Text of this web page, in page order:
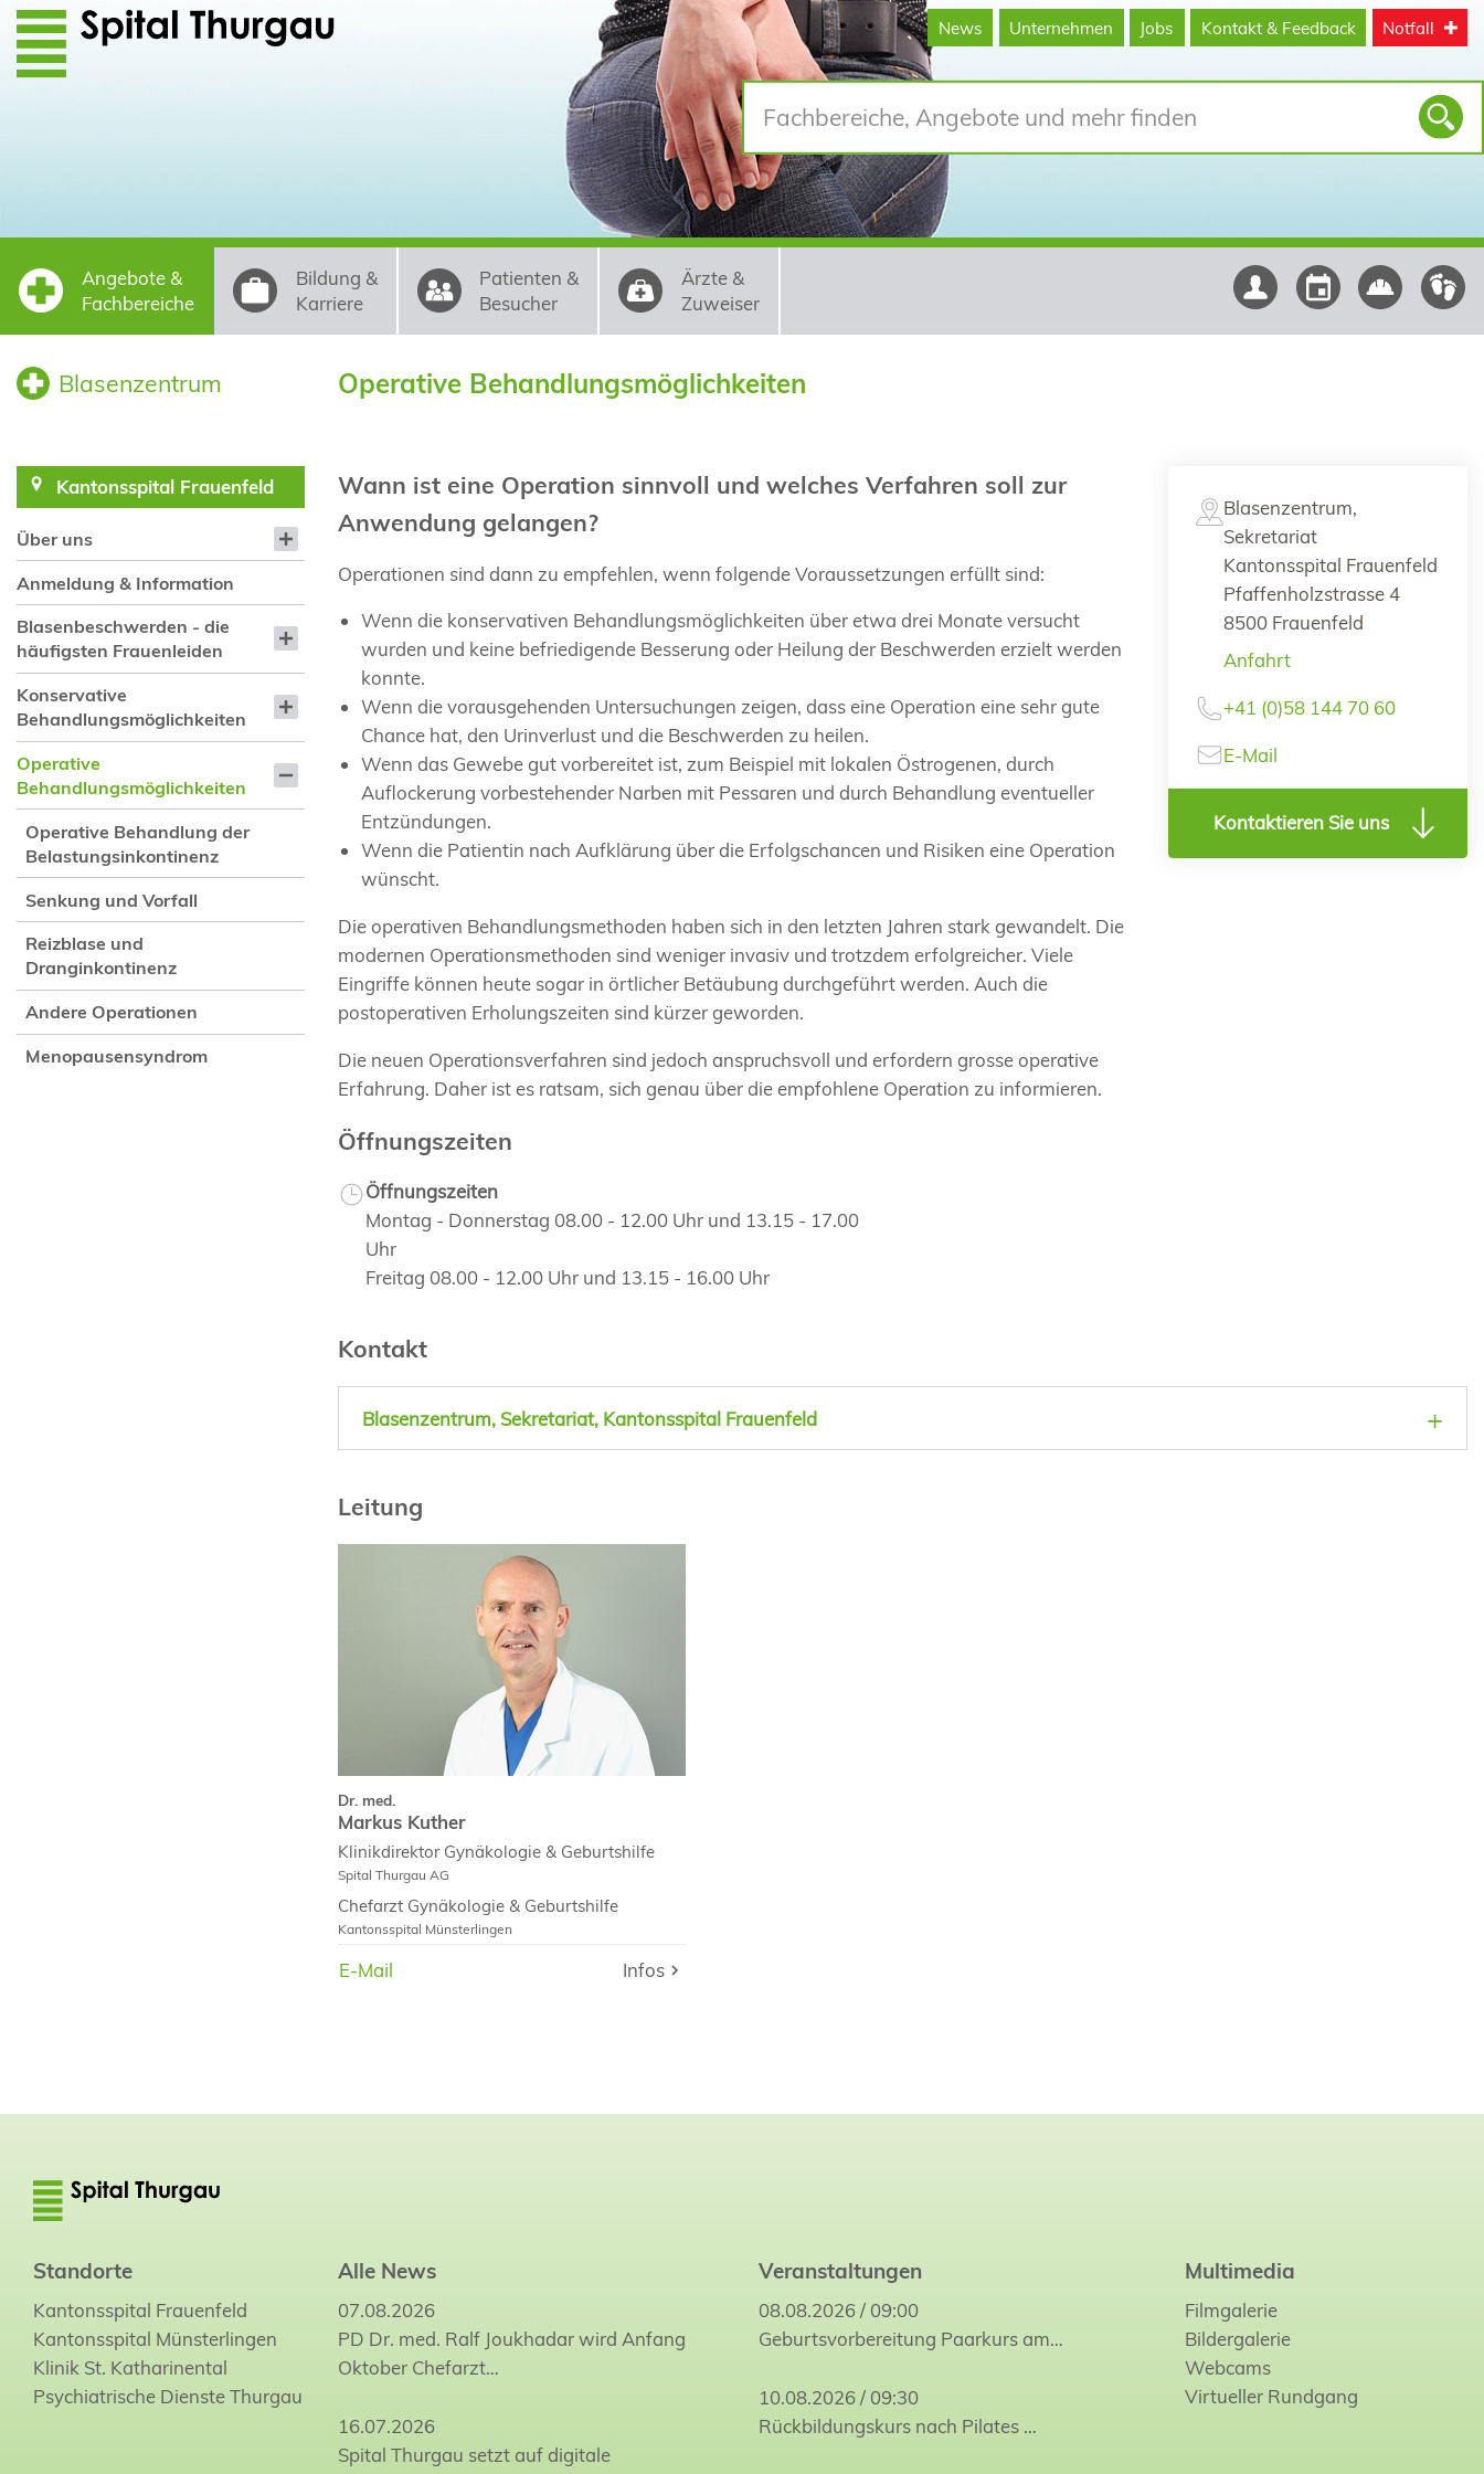
Direkt zum Inhalt
News Unternehmen Jobs Kontakt & Feedback Notfall
Angebote &
Fachbereiche
Bildung &
Karriere
Patienten &
Besucher
Ärzte &
Zuweiser
Blasenzentrum
Kantonsspital Frauenfeld
Über uns
Anmeldung & Information
Blasenbeschwerden - die
häufigsten Frauenleiden
Konservative
Behandlungsmöglichkeiten
Operative
Behandlungsmöglichkeiten
Operative Behandlung der
Belastungsinkontinenz
Senkung und Vorfall
Reizblase und
Dranginkontinenz
Andere Operationen
Menopausensyndrom
Operative Behandlungsmöglichkeiten
Wann ist eine Operation sinnvoll und welches Verfahren soll zur
Anwendung gelangen?
Operationen sind dann zu empfehlen, wenn folgende Voraussetzungen erfüllt sind:
Wenn die konservativen Behandlungsmöglichkeiten über etwa drei Monate versucht
wurden und keine befriedigende Besserung oder Heilung der Beschwerden erzielt werden
konnte.
Wenn die vorausgehenden Untersuchungen zeigen, dass eine Operation eine sehr gute
Chance hat, den Urinverlust und die Beschwerden zu heilen.
Wenn das Gewebe gut vorbereitet ist, zum Beispiel mit lokalen Östrogenen, durch
Auflockerung vorbestehender Narben mit Pessaren und durch Behandlung eventueller
Entzündungen.
Wenn die Patientin nach Aufklärung über die Erfolgschancen und Risiken eine Operation
wünscht.
Die operativen Behandlungsmethoden haben sich in den letzten Jahren stark gewandelt. Die
modernen Operationsmethoden sind weniger invasiv und trotzdem erfolgreicher. Viele
Eingriffe können heute sogar in örtlicher Betäubung durchgeführt werden. Auch die
postoperativen Erholungszeiten sind kürzer geworden.
Die neuen Operationsverfahren sind jedoch anspruchsvoll und erfordern grosse operative
Erfahrung. Daher ist es ratsam, sich genau über die empfohlene Operation zu informieren.
Blasenzentrum,
Sekretariat
Kantonsspital Frauenfeld
Pfaffenholzstrasse 4
8500 Frauenfeld
Anfahrt
+41 (0)58 144 70 60
E-Mail
Kontaktieren Sie uns
Öffnungszeiten
Öffnungszeiten
Montag - Donnerstag 08.00 - 12.00 Uhr und 13.15 - 17.00
Uhr
Freitag 08.00 - 12.00 Uhr und 13.15 - 16.00 Uhr
Kontakt
Blasenzentrum, Sekretariat, Kantonsspital Frauenfeld
Leitung
Dr. med.
Markus Kuther
Klinikdirektor Gynäkologie & Geburtshilfe
Spital Thurgau AG
Chefarzt Gynäkologie & Geburtshilfe
Kantonsspital Münsterlingen
Chefarzt Gynäkologie & Geburtshilfe
E-Mail Infos
Curriculum Vitae
E-Mail Infos
Standorte
Kantonsspital Frauenfeld
Kantonsspital Münsterlingen
Klinik St. Katharinental
Psychiatrische Dienste Thurgau
Alle News
07.08.2026
PD Dr. med. Ralf Joukhadar wird Anfang
Oktober Chefarzt…
16.07.2026
Spital Thurgau setzt auf digitale
Veranstaltungen
08.08.2026 / 09:00
Geburtsvorbereitung Paarkurs am…
10.08.2026 / 09:30
Rückbildungskurs nach Pilates…
Multimedia
Filmgalerie
Bildergalerie
Webcams
Virtueller Rundgang